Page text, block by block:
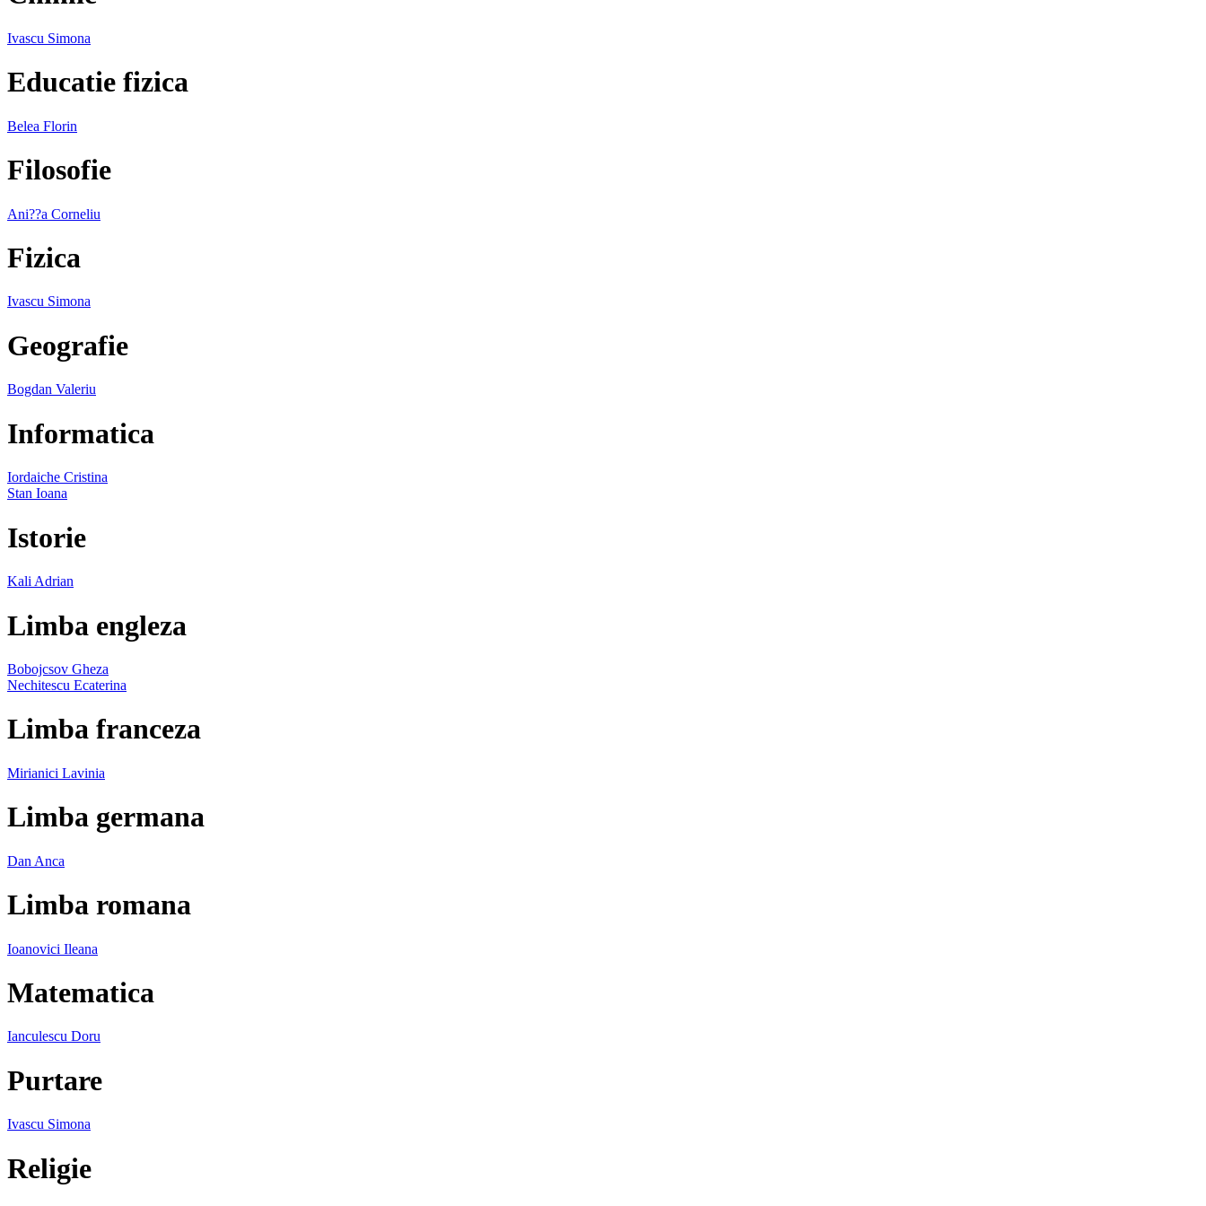
Ivascu Simona
Educatie fizica
Belea Florin
Filosofie
Ani??a Corneliu
Fizica
Ivascu Simona
Geografie
Bogdan Valeriu
Informatica
Iordaiche Cristina
Stan Ioana
Istorie
Kali Adrian
Limba engleza
Bobojcsov Gheza
Nechitescu Ecaterina
Limba franceza
Mirianici Lavinia
Limba germana
Dan Anca
Limba romana
Ioanovici Ileana
Matematica
Ianculescu Doru
Purtare
Ivascu Simona
Religie